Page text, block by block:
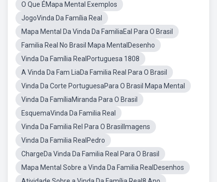
O Que ÉMapa Mental Exemplos
JogoVinda Da Família Real
Mapa Mental Da Vinda Da FamiliaEal Para O Brasil
Familia Real No Brasil Mapa MentalDesenho
Vinda Da Família RealPortuguesa 1808
A Vinda Da Fam LiaDa Familia Real Para O Brasil
Vinda Da Corte PortuguesaPara O Brasil Mapa Mental
Vinda Da FamíliaMiranda Para O Brasil
EsquemaVinda Da Familia Real
Vinda Da Familia Rel Para O BrasilImagens
Vinda Da Familia RealPedro
ChargeDa Vinda Da Familia Real Para O Brasil
Mapa Mental Sobre a Vinda Da Familia RealDesenhos